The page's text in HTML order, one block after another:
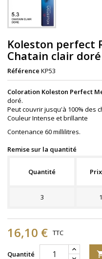
Koleston perfect
Chatain clair doré
Référence KP53
Coloration Koleston Perfect
doré.
Peut couvrir jusqu'à 100% des
Couleur Intense et brillante
Contenance 60 millilitres.
Remise sur la quantité
Quantité
3
16,10 € TTC
Quantité